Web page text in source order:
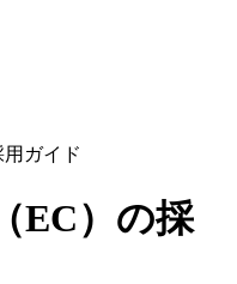
ガイド
） の採